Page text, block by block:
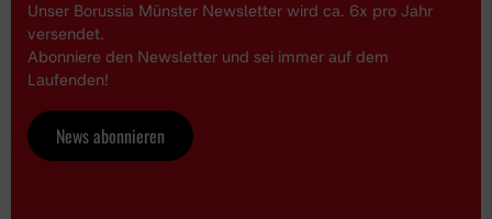
Unser Borussia Münster Newsletter wird ca. 6x pro Jahr
versendet.
Abonniere den Newsletter und sei immer auf dem
Laufenden!
News abonnieren